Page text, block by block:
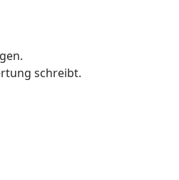
schreibt.